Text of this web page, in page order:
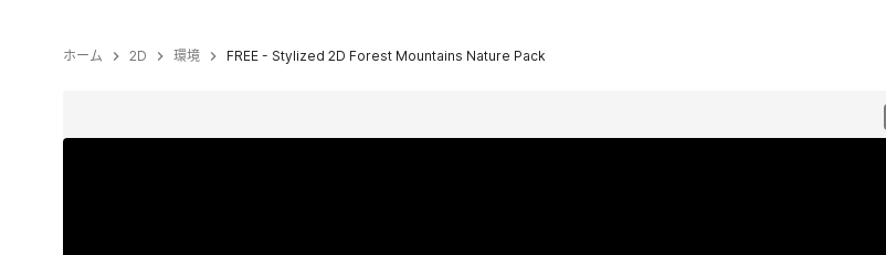
ホーム 2D 環境 FREE - Stylized 2D Forest Mountains Nature Pack